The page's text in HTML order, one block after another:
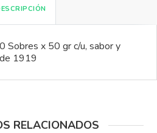
Sobres x 50 gr c/u, sabor y
1919
RELACIONADOS